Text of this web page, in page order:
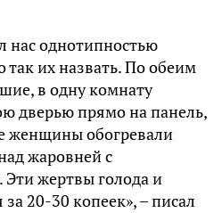
нас однотипностью
их назвать. По обеим
в одну комнату
дверью прямо на панель,
женщины обогревали
жаровней с
жертвы голода и
20-30 копеек», – писал